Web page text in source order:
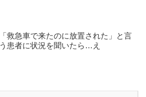
「救急車で来たのに放置された」と言
う患者に状況を聞いたら…え